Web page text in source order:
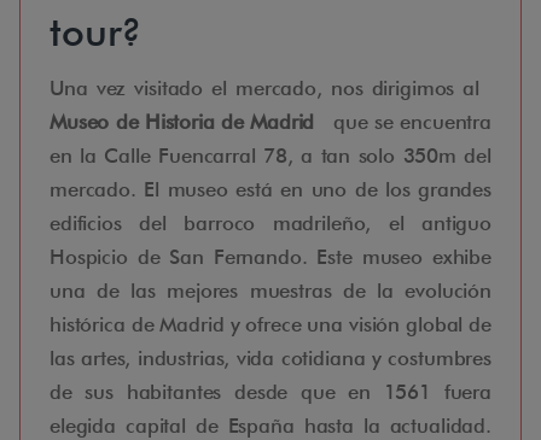
tour?
Una vez visitado el mercado, nos dirigimos al
Museo de Historia de Madrid
que se encuentra
en la Calle Fuencarral 78, a tan solo 350m del
mercado. El museo está en uno de los grandes
edificios del barroco madrileño, el antiguo
Hospicio de San Fernando. Este museo exhibe
una de las mejores muestras de la evolución
histórica de Madrid y ofrece una visión global de
las artes, industrias, vida cotidiana y costumbres
de sus habitantes desde que en 1561 fuera
elegida capital de España hasta la actualidad.